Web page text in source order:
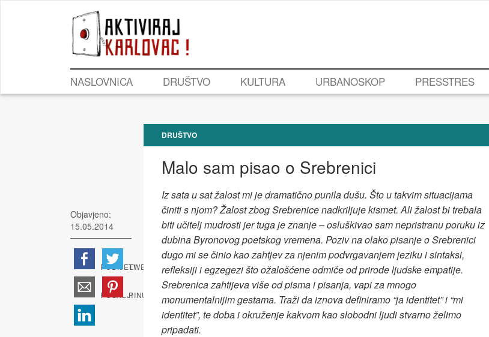
NASLOVNICA DRUŠTVO KULTURA URBANOSKOP PRESSTRES
Objavjeno:
15.05.2014
DRUŠTVO
Malo sam pisao o Srebrenici
Iz sata u sat žalost mi je dramatično punila dušu. Što u takvim situacijama
činiti s njom? Žalost zbog Srebrenice nadkriljuje kismet. Ali žalost bi trebala
biti učitelj mudrosti jer tuga je znanje – osluškivao sam nepristranu poruku iz
dubina Byronovog poetskog vremena. Poziv na olako pisanje o Srebrenici
dugo mi se činio kao zahtjev za njenim podvrgavanjem jeziku i sintaksi,
refleksiji i egzegezi što ožalošćene odmiče od prirode ljudske empa­tije.
Srebrenica zahtijeva više od pisma i pisanja, vapi za mnogo
monumentalnijim gestama. Traži da iznova definiramo “ja identitet” i “mi
identitet”, te doba i okruženje kakvom kao slobodni ljudi stvarno želimo
pripadati.